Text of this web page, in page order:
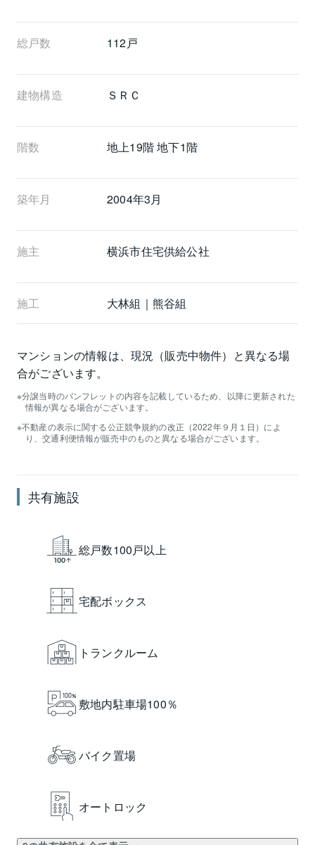
総戸数 112戸
建物構造 ＳＲＣ
階数 地上19階 地下1階
築年月 2004年3月
施主 横浜市住宅供給公社
施工 大林組｜熊谷組
マンションの情報は、現況（販売中物件）と異なる場
合がございます。
分譲当時のパンフレットの内容を記載しているため、以降に更新された
情報が異なる場合がございます。
不動産の表示に関する公正競争規約の改正（2022年９月１日）によ
り、交通利便情報が販売中のものと異なる場合がございます。
共有施設
総戸数100戸以上
宅配ボックス
トランクルーム
敷地内駐車場100％
バイク置場
オートロック